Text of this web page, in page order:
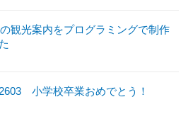
観光案内をプログラミングで制作
小学校卒業おめでとう！